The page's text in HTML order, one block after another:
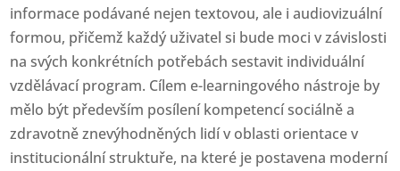
informace podávané nejen textovou, ale i audiovizuální
formou, přičemž každý uživatel si bude moci v závislosti
na svých konkrétních potřebách sestavit individuální
vzdělávací program. Cílem e-learningového nástroje by
mělo být především posílení kompetencí sociálně a
zdravotně znevýhodněných lidí v oblasti orientace v
institucionální struktuře, na které je postavena moderní